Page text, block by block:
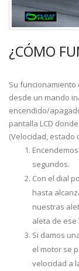
¿CÓMO
Su funcionamiento
desde un mando
encendido/
pantalla LCD
(Velocidad, estado
segundos.
Con el dial
hasta
nuestras
aleta de ese
Si damos
el motor se
velocidad a